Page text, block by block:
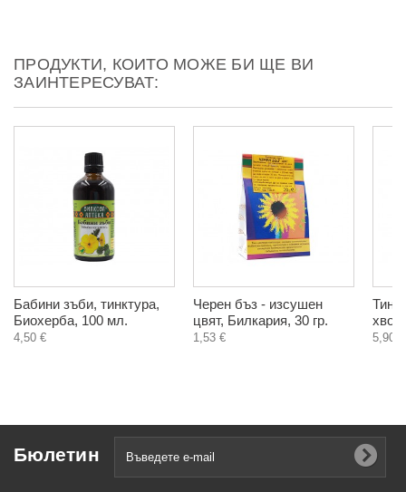
ПРОДУКТИ, КОИТО МОЖЕ БИ ЩЕ ВИ
ЗАИНТЕРЕСУВАТ:
Бабини зъби, тинктура,
Биохерба, 100 мл.
4,50 €
Черен бъз - изсушен
цвят, Билкария, 30 гр.
1,53 € 5,90 €
Бюлетин